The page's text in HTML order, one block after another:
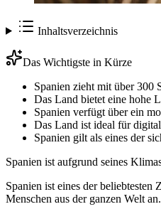
Inhaltsverzeichnis
Das Wichtigste in Kürze
Spanien zieht mit über 300
Das Land bietet eine hohe
Spanien verfügt über ein
Das Land ist ideal für
Spanien gilt als eines der
Spanien ist aufgrund seines
Spanien ist eines der beliebtesten
Menschen aus der ganzen Welt